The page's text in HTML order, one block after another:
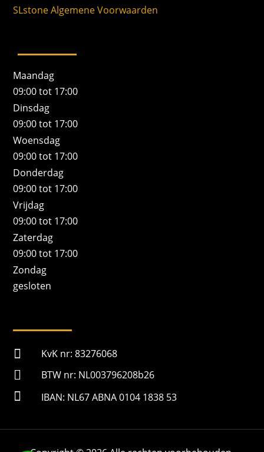
SLstone Algemene Voorwaarden
Maandag
09:00 tot 17:00
Dinsdag
09:00 tot 17:00
Woensdag
09:00 tot 17:00
Donderdag
09:00 tot 17:00
Vrijdag
09:00 tot 17:00
Zaterdag
09:00 tot 17:00
Zondag
gesloten
 KvK nr: 83276068
 BTW nr: NL003796208b26
 IBAN: NL67 ABNA 0104 1838 53